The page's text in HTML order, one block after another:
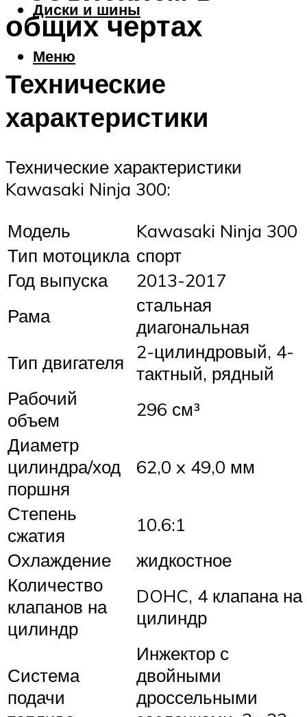
Диски и шины
Меню
общих чертах
Технические
характеристики
Технические характеристики
Kawasaki Ninja 300:
Модель
Kawasaki Ninja 300
Тип мотоцикла спорт
Год выпуска
2013-2017
Рама
стальная
диагональная
Тип двигателя
2-цилиндровый, 4-
тактный, рядный
Рабочий
объем
296 см³
Диаметр
цилиндра/ход
поршня
62,0 x 49,0 мм
Степень
сжатия
10.6:1
Охлаждение
жидкостное
Количество
клапанов на
цилиндр
DOHC, 4 клапана на
цилиндр
Система
подачи
Инжектор с
двойными
дроссельными